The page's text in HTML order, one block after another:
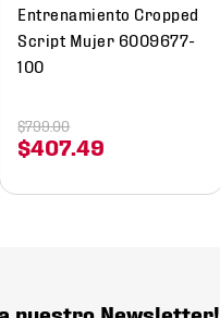
Entrenamiento Cropped
Script Mujer 6009677-
100
$407.49
$799.00